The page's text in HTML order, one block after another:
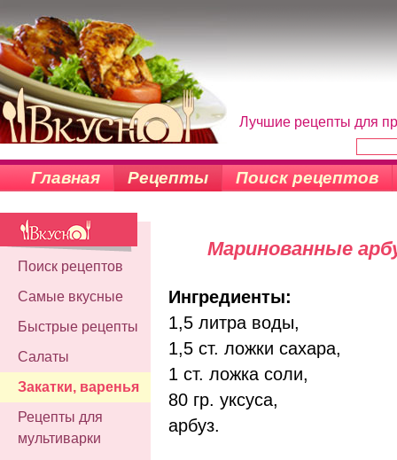
Лучшие рецепты для
Главная Рецепты Поиск рецептов
Поиск рецептов
Самые вкусные
Быстрые рецепты
Салаты
Закатки, варенья
Рецепты для
мультиварки
Маринованные
Ингредиенты:
1,5 литра воды,
1,5 ст. ложки сахара,
1 ст. ложка соли,
80 гр. уксуса,
арбуз.